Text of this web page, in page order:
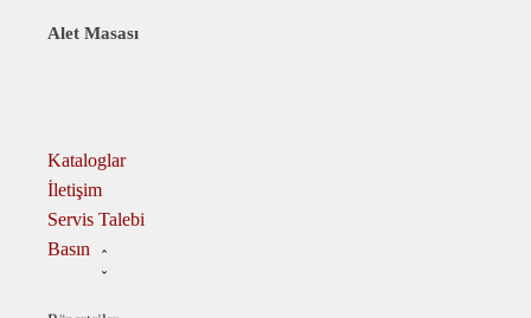
Alet Masası
Kataloglar
İletişim
Servis Talebi
Basın